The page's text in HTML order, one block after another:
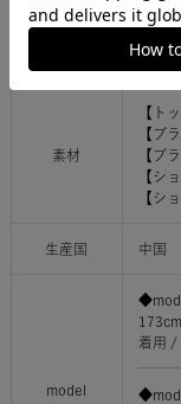
素材
【ト
【ブ
【ブ
【シ
【シ
生産国 中国
model
着用 /